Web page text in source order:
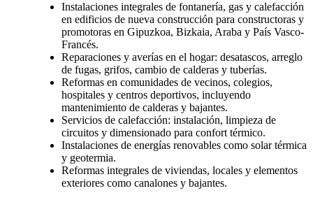
Instalaciones integrales de fontanería, gas y calefacción
en edificios de nueva construcción para constructoras y
promotoras en Gipuzkoa, Bizkaia, Araba y País Vasco-
Francés.
Reparaciones y averías en el hogar: desatascos, arreglo
de fugas, grifos, cambio de calderas y tuberías.
Reformas en comunidades de vecinos, colegios,
hospitales y centros deportivos, incluyendo
mantenimiento de calderas y bajantes.
Servicios de calefacción: instalación, limpieza de
circuitos y dimensionado para confort térmico.
Instalaciones de energías renovables como solar térmica
y geotermia.
Reformas integrales de viviendas, locales y elementos
exteriores como canalones y bajantes.